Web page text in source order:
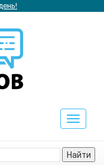
Toggle
Найти